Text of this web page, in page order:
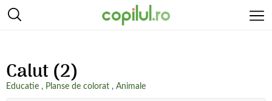
Calut (2)
Educatie , Planse de colorat , Animale